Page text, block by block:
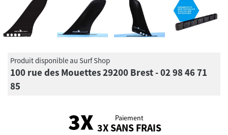
Produit disponible au Surf Shop
100 rue des Mouettes 29200 Brest - 02 98 46 71
85
Paiement
3X SANS FRAIS